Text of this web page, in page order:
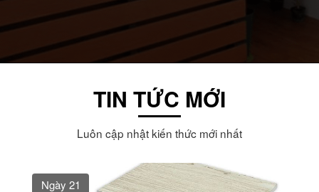
TIN TỨC MỚI
Luôn cập nhật kiến thức mới nhất
Ngày 21